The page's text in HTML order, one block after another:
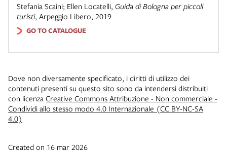
Stefania Scaini; Ellen Locatelli, Guida di Bologna per piccoli
turisti, Arpeggio Libero, 2019
GO TO CATALOGUE
Dove non diversamente specificato, i diritti di utilizzo dei
contenuti presenti su questo sito sono da intendersi distribuiti
con licenza Creative Commons Attribuzione - Non commerciale -
Condividi allo stesso modo 4.0 Internazionale (CC BY-NC-SA
4.0)
Created on 16 mar 2026